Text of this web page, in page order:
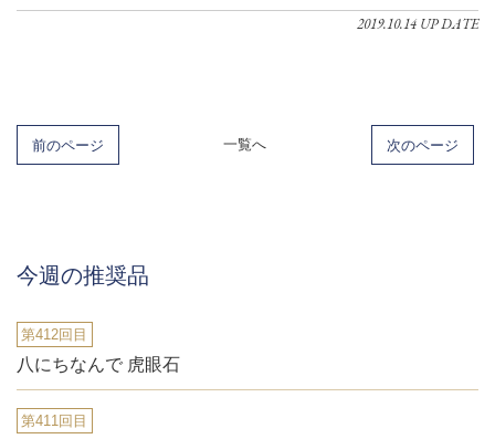
2019.10.14 UP DATE
前のページ 一覧へ 次のページ
今週の推奨品
第412回目
八にちなんで 虎眼石
第411回目